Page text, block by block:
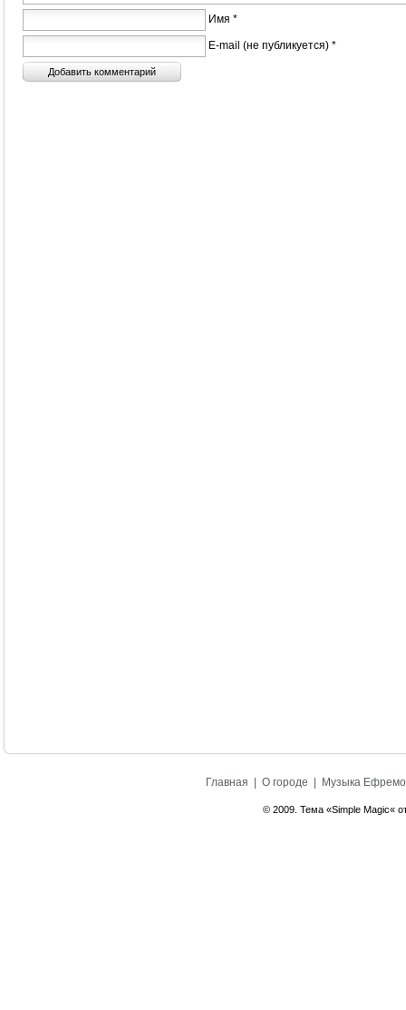
Имя *
E-mail (не публикуется) *
Главная О городе Музыка
© 2009. Тема «Simple Magic«